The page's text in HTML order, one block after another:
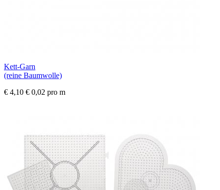
Kett-Garn
(reine Baumwolle)
€ 4,10 € 0,02 pro m